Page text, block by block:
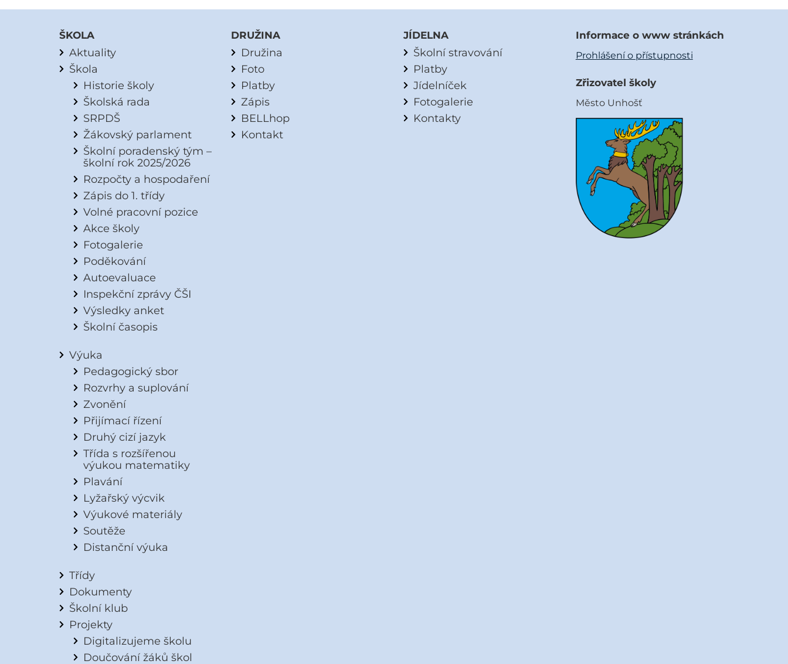
ŠKOLA
Aktuality
Škola
Historie školy
Školská rada
SRPDŠ
Žákovský parlament
Školní poradenský tým –
školní rok 2025/2026
Rozpočty a hospodaření
Zápis do 1. třídy
Volné pracovní pozice
Akce školy
Fotogalerie
Poděkování
Autoevaluace
Inspekční zprávy ČŠI
Výsledky anket
Školní časopis
Výuka
Pedagogický sbor
Rozvrhy a suplování
Zvonění
Přijímací řízení
Druhý cizí jazyk
Třída s rozšířenou
výukou matematiky
Plavání
Lyžařský výcvik
Výukové materiály
Soutěže
Distanční výuka
Třídy
Dokumenty
Školní klub
Projekty
Digitalizujeme školu
Doučování žáků škol
DRUŽINA
Družina
Foto
Platby
Zápis
BELLhop
Kontakt
JÍDELNA
Školní stravování
Platby
Jídelníček
Fotogalerie
Kontakty
Informace o www stránkách
Prohlášení o přístupnosti
Zřizovatel školy
Město Unhošť